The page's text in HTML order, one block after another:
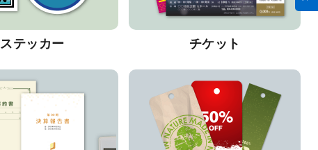
ステッカー チケット